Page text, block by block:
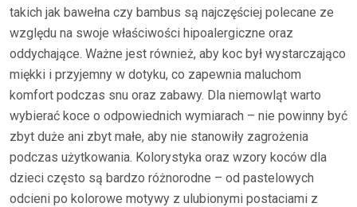
takich jak bawełna czy bambus są najczęściej polecane ze
względu na swoje właściwości hipoalergiczne oraz
oddychające. Ważne jest również, aby koc był wystarczająco
miękki i przyjemny w dotyku, co zapewnia maluchom
komfort podczas snu oraz zabawy. Dla niemowląt warto
wybierać koce o odpowiednich wymiarach – nie powinny być
zbyt duże ani zbyt małe, aby nie stanowiły zagrożenia
podczas użytkowania. Kolorystyka oraz wzory koców dla
dzieci często są bardzo różnorodne – od pastelowych
odcieni po kolorowe motywy z ulubionymi postaciami z